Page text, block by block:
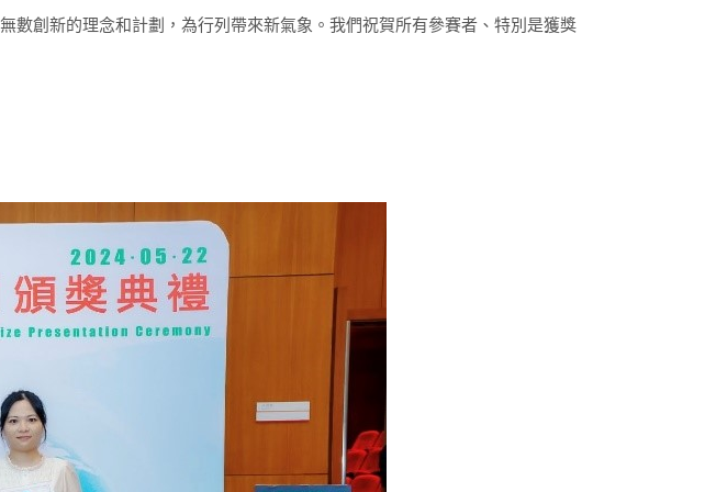
創新的理念和計劃，為行列帶來新氣象。我們祝賀所有參賽者、特別是獲獎